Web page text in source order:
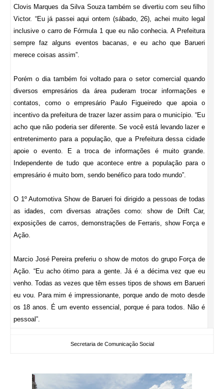
Clovis Marques da Silva Souza também se divertiu com seu filho
Victor. “Eu já passei aqui ontem (sábado, 26), achei muito legal
inclusive o carro de Fórmula 1 que eu não conhecia. A Prefeitura
sempre faz alguns eventos bacanas, e eu acho que Barueri
merece coisas assim”.
Porém o dia também foi voltado para o setor comercial quando
diversos empresários da área puderam trocar informações e
contatos, como o empresário Paulo Figueiredo que apoia o
incentivo da prefeitura de trazer lazer assim para o município. “Eu
acho que não poderia ser diferente. Se você está levando lazer e
entretenimento para a população, que a Prefeitura dessa cidade
apoie o evento. E a troca de informações é muito grande.
Independente de tudo que acontece entre a população para o
empresário é muito bom, sendo benéfico para todo mundo”.
O 1º Automotiva Show de Barueri foi dirigido a pessoas de todas
as idades, com diversas atrações como: show de Drift Car,
exposições de carros, demonstrações de Ferraris, show Força e
Ação.
Marcio José Pereira preferiu o show de motos do grupo Força de
Ação. “Eu acho ótimo para a gente. Já é a décima vez que eu
venho. Todas as vezes que têm esses tipos de shows em Barueri
eu vou. Para mim é impressionante, porque ando de moto desde
os 18 anos. É um evento essencial, porque é para todos. Não é
pessoal”.
Secretaria de Comunicação Social